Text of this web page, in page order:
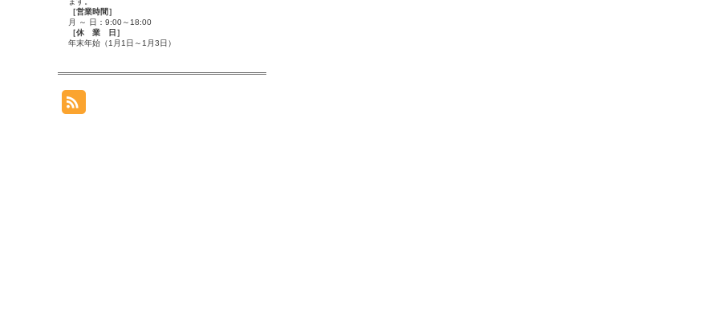
［営業時間］
月 ～ 日：9:00～18:00
［休 業 日］
年末年始（1月1日～1月3日）